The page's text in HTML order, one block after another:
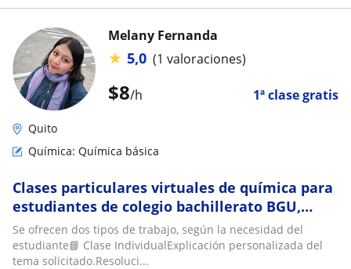
$8/h 1ª clase gratis
Melany Fernanda
★ 5,0 (1 valoraciones)
Quito
Química: Química básica
Clases particulares virtuales de química para
estudiantes de colegio bachillerato BGU,
bachillerato internacional y universidad
Se ofrecen dos tipos de trabajo, según la necesidad del
estudiante📘 Clase IndividualExplicación personalizada del
tema solicitado.Resoluci...